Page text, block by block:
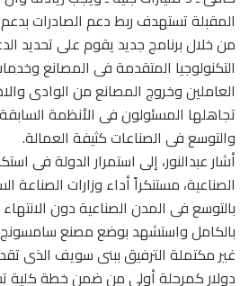
المقبلة تستهدف ربط دعم الصادرات
من خلال برنامج جديد يقوم على تحديد
التكنولوجيا المتقدمة فى المصانع
العاملين وخروج المصانع من الوادى
تجاهلها المسئولون فى الأنظمة
والتوسع فى الصناعات كثيفة العمالة.
أشار عبدالنور، إلى استمرار الدولة فى
الصناعية، مستنكراً أداء وزارات الصناعة
بالتوسع فى المدن الصناعية دون
بالكامل واستشهد بوضع مصنع
دولار كمرحلة أولى من ضمن خطة كلية